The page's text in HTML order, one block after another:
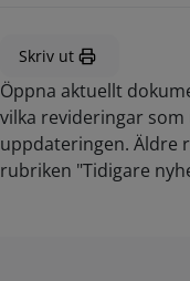
Skriv ut
Öppna aktuellt
vilka revideringar
uppdateringen. Äldre
rubriken "Tidigare